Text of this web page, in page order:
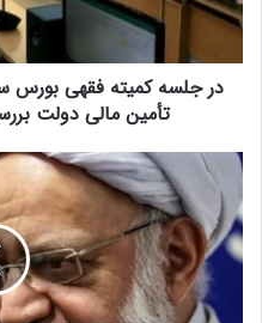
ک
م
ی
ق
ی
ب
و
در جلسه کمیته فقهی بورس
تأمین مالی دولت
گ
ت
گ
و